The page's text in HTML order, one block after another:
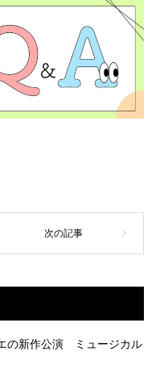
の新作公演 ミュージカル